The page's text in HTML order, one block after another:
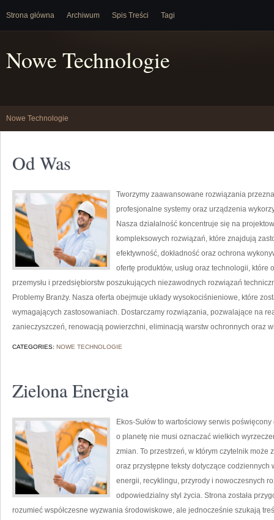
Strona główna Archiwum Spis Treści Tagi
Nowe Technologie
Nowe Technologie
Od Was
Tworzymy zaawansowane rozwiązania
profesjonalne systemy oraz urządzenia
Nasza działalność koncentruje się na
kompleksowych rozwiązań, które znajdują
efektywność, dokładność oraz ochrona
ofertę produktów, usług oraz technologii,
przemysłu i przedsiębiorstw poszukujących niezawodnych rozwiązań
Problemy Branży. Nasza oferta obejmuje układy wysokociśnieniowe, które
wymagających zastosowaniach. Dostarczamy rozwiązania, pozwalające na
zanieczyszczeń, renowacją powierzchni, eliminacją warstw ochronnych oraz
CATEGORIES: NOWE TECHNOLOGIE
Zielona Energia
Ekos-Sułów to wartościowy serwis
o planetę nie musi oznaczać wielkich
zmian. To przestrzeń, w którym czytelnik
oraz przystępne teksty dotyczące
energii, recyklingu, przyrody i nowoczesnych
odpowiedzialny styl życia. Strona została
rozumieć współczesne wyzwania środowiskowe, ale jednocześnie szukają